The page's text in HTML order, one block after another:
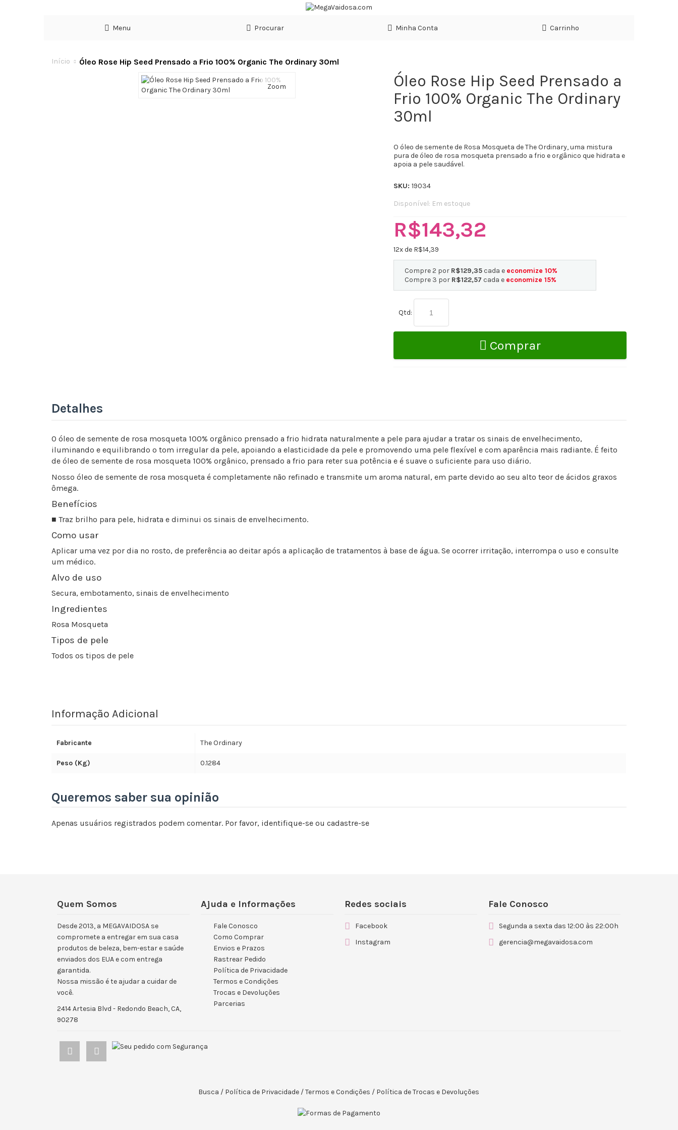
Menu Procurar Minha Conta Carrinho
Início Óleo Rose Hip Seed Prensado a Frio 100% Organic The Ordinary 30ml
Zoom
Óleo Rose Hip Seed Prensado a
Frio 100% Organic The Ordinary
30ml
O óleo de semente de Rosa Mosqueta de The Ordinary, uma mistura
pura de óleo de rosa mosqueta prensado a frio e orgânico que hidrata e
apoia a pele saudável.
SKU:19034
Disponível: Em estoque
R$143,32
12x de R$14,39
Compre 2 por R$129,35 cada e economize10%
Compre 3 por R$122,57 cada e economize15%
Qtd:
Comprar
Detalhes
O óleo de semente de rosa mosqueta 100% orgânico prensado a frio hidrata naturalmente a pele para ajudar a tratar os sinais de envelhecimento,
iluminando e equilibrando o tom irregular da pele, apoiando a elasticidade da pele e promovendo uma pele flexível e com aparência mais radiante. É feito
de óleo de semente de rosa mosqueta 100% orgânico, prensado a frio para reter sua potência e é suave o suficiente para uso diário.
Nosso óleo de semente de rosa mosqueta é completamente não refinado e transmite um aroma natural, em parte devido ao seu alto teor de ácidos graxos
ômega.
Benefícios
■ Traz brilho para pele, hidrata e diminui os sinais de envelhecimento.
Como usar
Aplicar uma vez por dia no rosto, de preferência ao deitar após a aplicação de tratamentos à base de água.Se ocorrer irritação, interrompa o uso e consulte
um médico.
Alvo de uso
Secura, embotamento, sinais de envelhecimento
Ingredientes
Rosa Mosqueta
Tipos de pele
Todos os tipos de pele
Informação Adicional
Fabricante The Ordinary
Peso (Kg) 0.1284
Queremos saber sua opinião
Apenas usuários registrados podem comentar. Por favor, identifique-se oucadastre-se
Quem Somos
Desde 2013, a MEGAVAIDOSA se
compromete a entregar em sua casa
produtos de beleza, bem-estar e saúde
enviados dos EUA e com entrega
garantida.
Nossa missão é te ajudar a cuidar de
você.
2414 Artesia Blvd - Redondo Beach, CA,
90278
Ajuda e Informações
Fale Conosco
Como Comprar
Envios e Prazos
Rastrear Pedido
Política de Privacidade
Termos e Condições
Trocas e Devoluções
Parcerias
Redes sociais
Facebook
Instagram
Fale Conosco
Segunda a sexta das 12:00 às 22:00h
gerencia@megavaidosa.com
Busca / Política de Privacidade /Termos e Condições / Política de Trocas e Devoluções